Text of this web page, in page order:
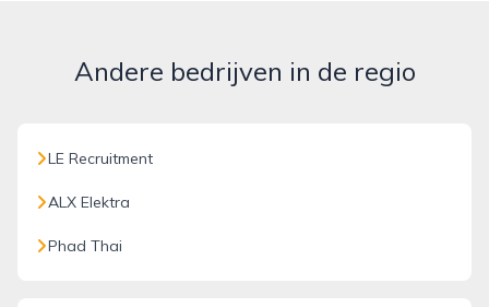
Andere bedrijven in de regio
LE Recruitment
ALX Elektra
Phad Thai